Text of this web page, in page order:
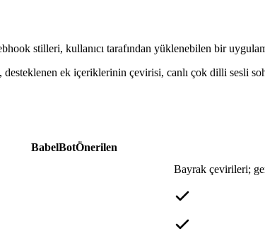
stilleri, kullanıcı tarafından yüklenebilen bir
desteklenen ek içeriklerinin çevirisi, canlı çok dilli sesli
BabelBotÖnerilen
Bayrak çevirileri;